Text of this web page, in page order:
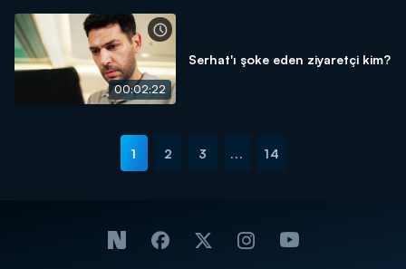
00:02:22
Serhat'ı şoke eden ziyaretçi kim?
1 2 3 ... 14